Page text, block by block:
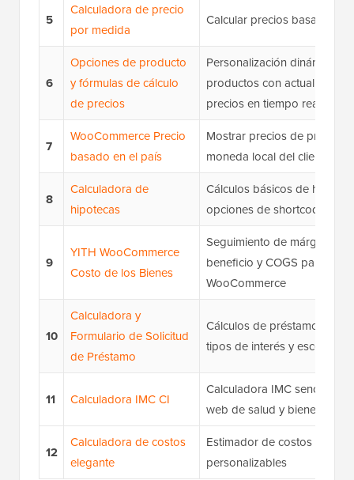
5
Calculadora de precio
por medida
Calcular precios basados
6
Opciones de producto
y fórmulas de cálculo
de precios
Personalización dinámica de
productos con
precios en tiempo real
7
WooCommerce Precio
basado en el país
Mostrar precios de
moneda local del cliente
8
Calculadora de
hipotecas
Cálculos básicos de
opciones de shortcode y
9
YITH WooCommerce
Costo de los Bienes
Seguimiento de márgenes
beneficio y COGS para
WooCommerce
10
Calculadora y
Formulario de Solicitud
de Préstamo
Cálculos de préstamos con
tipos de interés y escenarios
11 Calculadora IMC CI
Calculadora IMC sencilla
web de salud y bienestar
12
Calculadora de costos
elegante
Estimador de costos con
personalizables